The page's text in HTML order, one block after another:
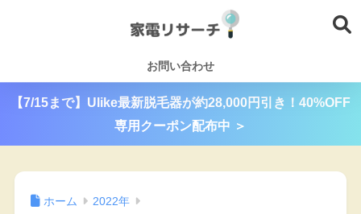
お問い合わせ
【7/15まで】Ulike最新脱毛器が約28,000円引き！40%OFF
専用クーポン配布中 ＞
ホーム 2022年